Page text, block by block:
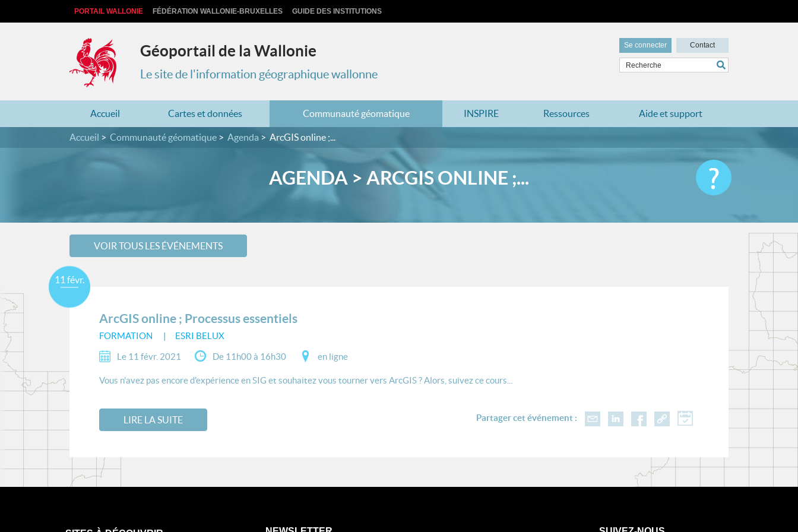
PORTAIL WALLONIE FÉDÉRATION WALLONIE-BRUXELLES GUIDE DES INSTITUTIONS
Géoportail de la Wallonie
Le site de l'information géographique wallonne
Se connecter Contact
Accueil Cartes et données Communauté géomatique INSPIRE Ressources Aide et support
Accueil Communauté géomatique Agenda ArcGIS online ;...
AGENDA > ARCGIS ONLINE ;...
VOIR TOUS LES ÉVÉNEMENTS
ArcGIS online ; Processus essentiels
FORMATION ESRI BELUX
11 févr.
Le 11 févr. 2021 De 11h00 à 16h30 en ligne
Vous n'avez pas encore d'expérience en SIG et souhaitez vous tourner vers ArcGIS ? Alors, suivez ce cours...
LIRE LA SUITE Partager cet événement :